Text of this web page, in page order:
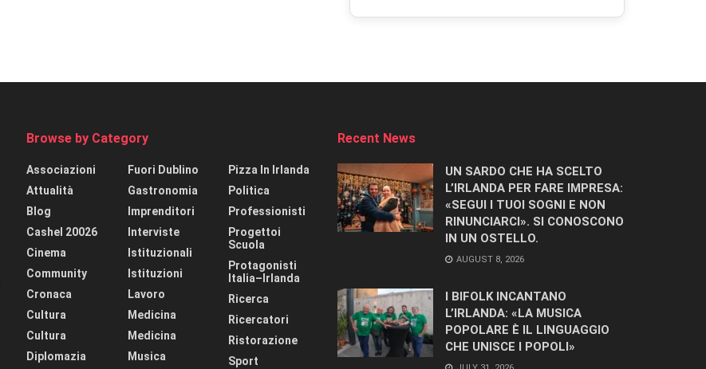
Browse by Category
Associazioni
Attualità
Blog
Cashel 20026
Cinema
Community
Cronaca
Cultura
Cultura
Diplomazia
Fuori Dublino
Gastronomia
Imprenditori
Interviste
Istituzionali
Istituzioni
Lavoro
Medicina
Medicina
Musica
Pizza In Irlanda
Politica
Professionisti
Progettoi
Scuola
Protagonisti
Italia–Irlanda
Ricerca
Ricercatori
Ristorazione
Sport
Recent News
UN SARDO CHE HA SCELTO
L’IRLANDA PER FARE IMPRESA:
«SEGUI I TUOI SOGNI E NON
RINUNCIARCI». SI CONOSCONO
IN UN OSTELLO.
AUGUST 8, 2026
I BIFOLK INCANTANO
L’IRLANDA: «LA MUSICA
POPOLARE È IL LINGUAGGIO
CHE UNISCE I POPOLI»